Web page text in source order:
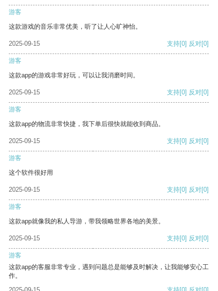
游客
这款游戏的音乐非常优美，听了让人心旷神怡。
2025-09-15 支持[0] 反对[0]
游客
这款app的游戏非常好玩，可以让我消磨时间。
2025-09-15 支持[0] 反对[0]
游客
这款app的物流非常快捷，我下单后很快就能收到商品。
2025-09-15 支持[0] 反对[0]
游客
这个软件很好用
2025-09-15 支持[0] 反对[0]
游客
这款app就像我的私人导游，带我领略世界各地的美景。
2025-09-15 支持[0] 反对[0]
游客
这款app的客服非常专业，遇到问题总是能够及时解决，让我能够安心工
作。